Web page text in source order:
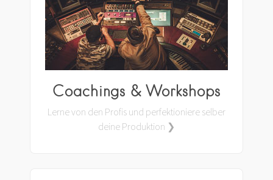
Coachings & Workshops
Lerne von den Profis und perfektioniere selber
deine Produktion ❯